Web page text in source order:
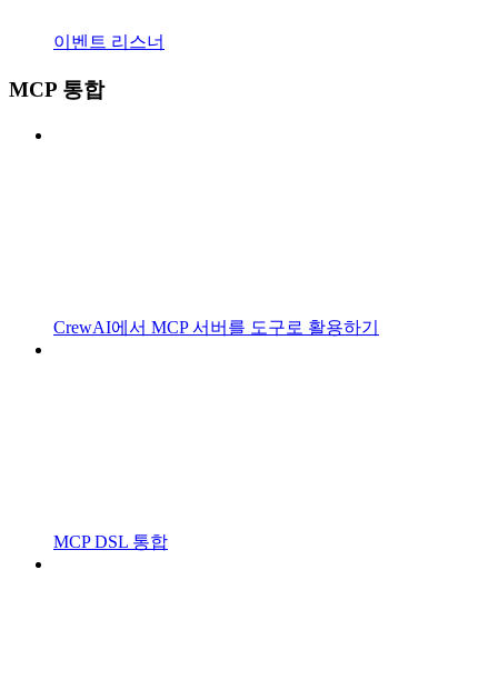
이벤트 리스너
MCP 통합
CrewAI에서 MCP 서버를 도구로 활용하기
MCP DSL 통합